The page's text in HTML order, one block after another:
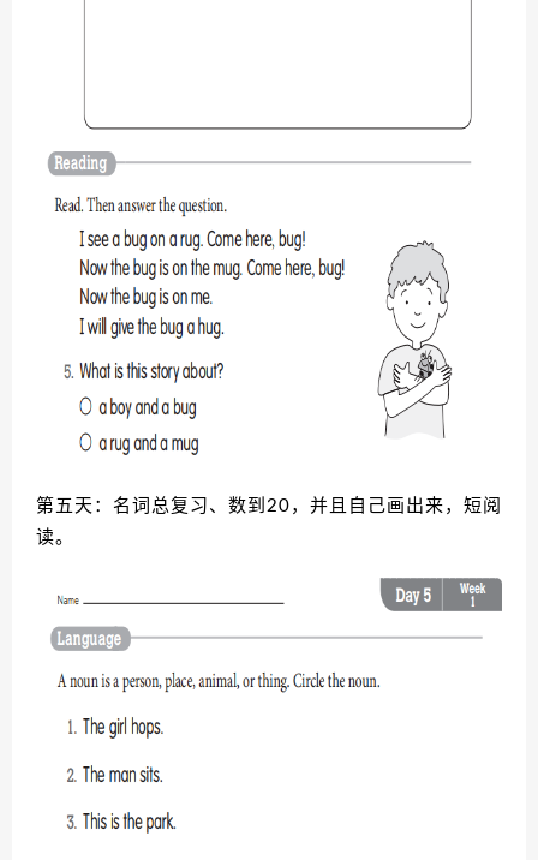
第五天：名词总复习、数到20，并且自己画出来，短阅
读。